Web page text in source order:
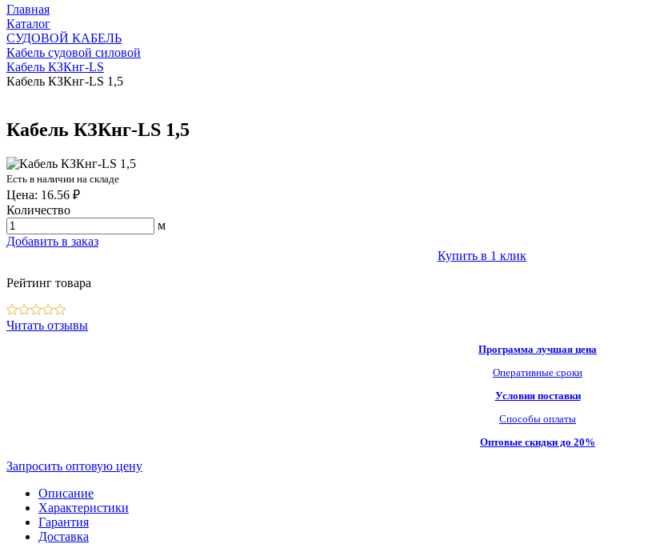
Главная
Каталог
СУДОВОЙ КАБЕЛЬ
Кабель судовой силовой
Кабель КЗКнг-LS
Кабель КЗКнг-LS 1,5
Кабель КЗКнг-LS 1,5
Есть в наличии на складе
Цена: 16.56 ₽
Количество
м
Добавить в заказ
Купить в 1 клик
Рейтинг товара
Читать отзывы
Программа лучшая цена
Оперативные сроки
Условия поставки
Способы оплаты
Оптовые скидки до 20%
Запросить оптовую цену
Описание
Характеристики
Гарантия
Доставка